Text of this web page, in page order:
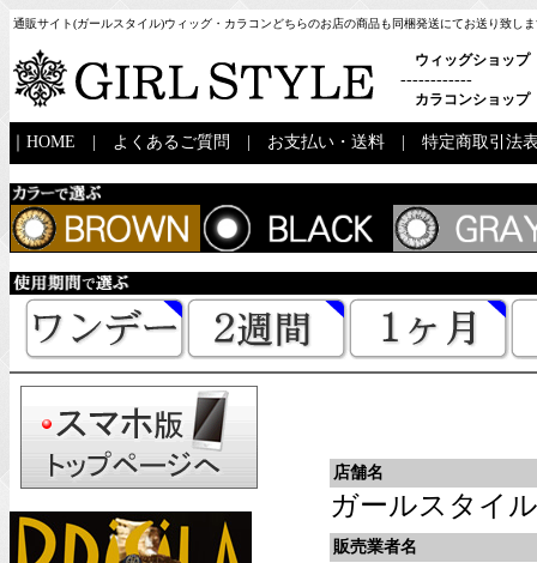
通販サイト(ガールスタイル)ウィッグ・カラコンどちらのお店の商品も同梱発送にてお送り致し
ウィッグショップ
------------
カラコンショップ
HOME よくあるご質問 お支払い・送料 特定商取引法
店舗名
ガールスタイル
販売業者名